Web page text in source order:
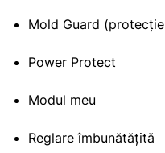
Mold Guard
Power Protect
Modul meu
Reglare îmbunătățită